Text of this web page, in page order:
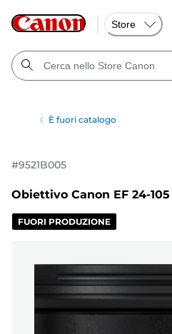
Store
È fuori catalogo
#9521B005
Obiettivo Canon EF 24-
FUORI PRODUZIONE